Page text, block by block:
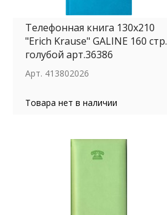
Телефонная книга 130x210
"Erich Krause" GALINE 160 стр.
голубой арт.36386
Арт. 413802026
Товара нет в наличии